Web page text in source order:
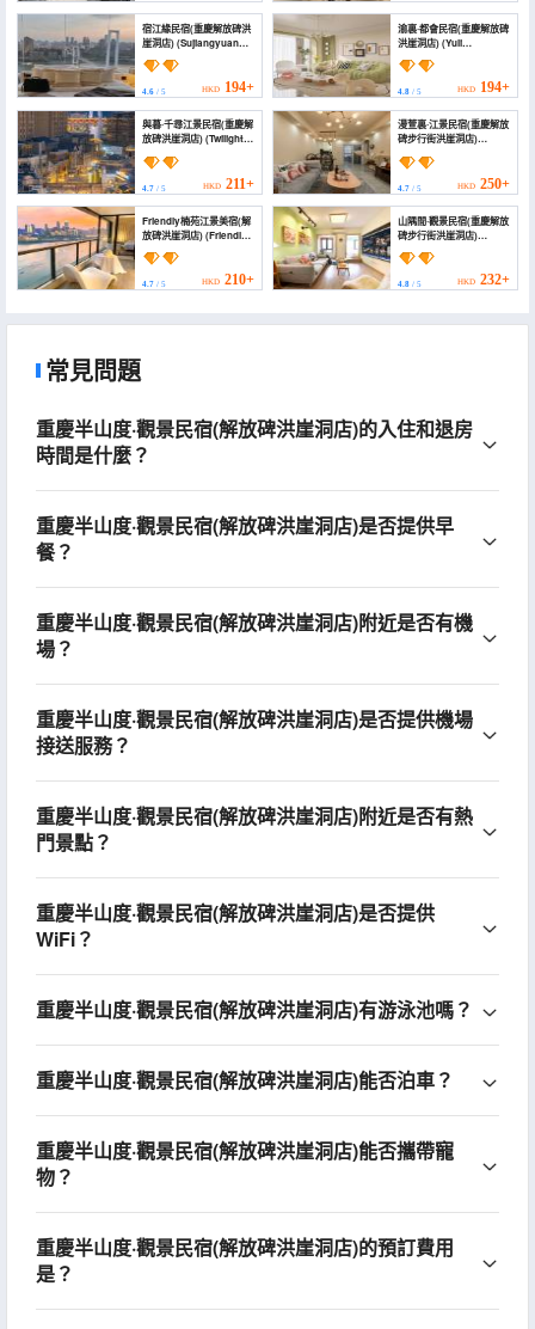
Ya Dong))
宿江緣民宿(重慶解放碑洪
崖洞店) (Sujiangyuan
Homestay (Chongqing
Jiefangbei
Hongyadong Store))
4.6 / 5 HKD 194+
渝裏·都會民宿(重慶解放碑
洪崖洞店) (Yuli
Metropolitan
Homestay(Chongqing
Jiefangbei Hongya
Branch))
4.8/ 5 HKD 194+
與暮·千尋江景民宿(重慶解
放碑洪崖洞店) (Twilight
Seek·Qianxun
Riverfront
Homestay（Chongqing
Jiefangbei-
Hongyadong）)
4.7 / 5 HKD 211+
漫萱裏·江景民宿(重慶解放
碑步行街洪崖洞店)
(Manxuanli · River View
Homestay (Chongqing
Jiefangbei Pedestrian
Street Hong Ya Dong))
4.7/ 5 HKD 250+
Friendly楠苑江景美宿(解
放碑洪崖洞店) (Friendly
Nanyuan Riverview
Homestay (Jiefangbei
Hongyadong Location))
4.7 / 5 HKD 210+
山隅間·觀景民宿(重慶解放
碑步行街洪崖洞店)
(Mountain Corner View
B&B (Chongqing
Liberation Monument
Hongya Cave Branch))
4.8/ 5 HKD 232+
常見問題
重慶半山度·觀景民宿(解放碑洪崖洞店)的入住和退房
時間是什麼？
重慶半山度·觀景民宿(解放碑洪崖洞店)是否提供早
餐？
重慶半山度·觀景民宿(解放碑洪崖洞店)附近是否有機
場？
重慶半山度·觀景民宿(解放碑洪崖洞店)是否提供機場
接送服務？
重慶半山度·觀景民宿(解放碑洪崖洞店)附近是否有熱
門景點？
重慶半山度·觀景民宿(解放碑洪崖洞店)是否提供
WiFi？
重慶半山度·觀景民宿(解放碑洪崖洞店)有游泳池嗎？
重慶半山度·觀景民宿(解放碑洪崖洞店)能否泊車？
重慶半山度·觀景民宿(解放碑洪崖洞店)能否攜帶寵
物？
重慶半山度·觀景民宿(解放碑洪崖洞店)的預訂費用
是？